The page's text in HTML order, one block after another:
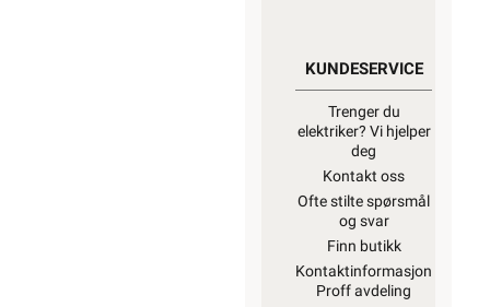
KUNDESERVICE
Trenger du
elektriker? Vi hjelper
deg
Kontakt oss
Ofte stilte spørsmål
og svar
Finn butikk
Kontaktinformasjon
Proff avdeling